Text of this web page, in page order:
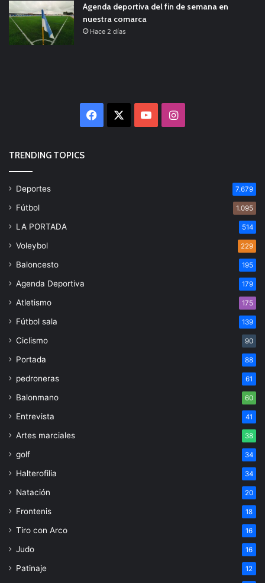
Agenda deportiva del fin de semana en
nuestra comarca
Hace 2 días
Facebook YouTubeInstagram
TRENDING TOPICS
Deportes 7.679
Fútbol 1.095
LA PORTADA 514
Voleybol 229
Baloncesto 195
Agenda Deportiva 179
Atletismo 175
Fútbol sala 139
Ciclismo 90
Portada 88
pedroneras 61
Balonmano 60
Entrevista 41
Artes marciales 38
golf 34
Halterofilia 34
Natación 20
Frontenis 18
Tiro con Arco 16
Judo 16
Patinaje 12